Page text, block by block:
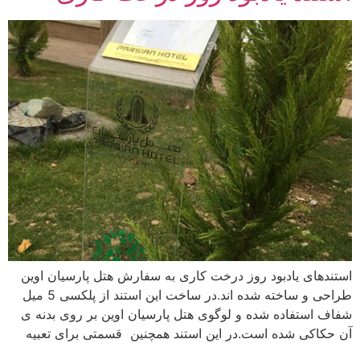
استندهای یادبود روز درخت کاری به سفارش هتل پارسیان اوین
طراحی و ساخته شده اند.در ساخت این استند از پلکسی 5 میل
شفاف استفاده شده و لوگوی هتل پارسیان اوین بر روی بدنه ی
آن حکاکی شده است.در این استند همچنین قسمتی برای تعبیه